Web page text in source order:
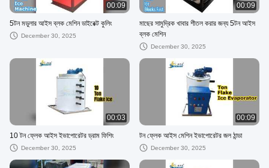
00:09
5টন মডুলার আইস ব্লক মেশিন ডাইরেক্ট কুলিং
December 30, 2025
00:09
মাছের সামুদ্রিক খাবার শীতল করার জন্য 5টন আইস
ব্লক মেশিন
December 30, 2025
00:03
10 টন ফ্লেক আইস ইভাপোরেটর ড্রাম ফিশিং
December 30, 2025
00:09
টন ফ্লেক আইস মেশিন ইভাপোরেটর জল ঠান্ডা
December 30, 2025